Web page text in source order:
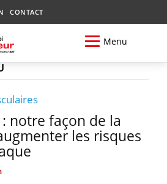
CONTACT
Menu
notre façon de la
les risques